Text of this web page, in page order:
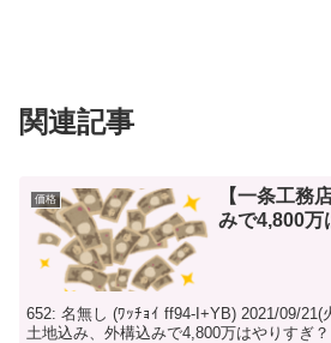
関連記事
価格
【一条工務
みで4,800万
652: 名無し (ﾜｯﾁｮｲ ff94-I+YB) 2021/09/21(火) 19:38:05.72 35坪 平屋
土地込み、外構込みで4,800万はやりすぎ？ 653: 名無し (ﾜｯﾁｮｲ